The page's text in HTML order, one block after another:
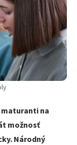
na
možnosť
Národný